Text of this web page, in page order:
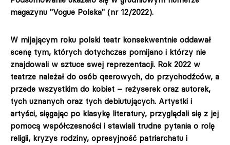
magazynu "Vogue Polska" (nr 12/2022).
W mijającym roku polski teatr konsekwentnie oddawał
scenę tym, których dotychczas pomijano i którzy nie
znajdowali w sztuce swej reprezentacji. Rok 2022 w
teatrze należał do osób qeerowych, do przychodźców, a
przede wszystkim do kobiet – reżyserek oraz autorek,
tych uznanych oraz tych debiutujących. Artystki i
artyści, sięgając po klasykę literatury, przyglądali się z jej
pomocą współczesności i stawiali trudne pytania o rolę
religii, kryzys rodziny, opresyjność patriarchatu i